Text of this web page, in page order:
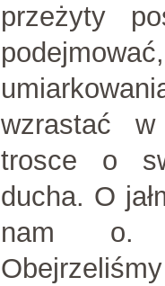
przeżyty
wzrastać
trosce o
ducha. O
nam o.